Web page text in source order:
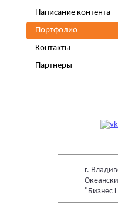
Написание контента
Портфолио
Контакты
Партнеры
г.
"Бизнес